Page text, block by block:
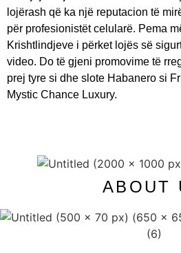
lojërash që ka një reputacion të
për profesionistët celularë. Pema
Krishtlindjeve i përket lojës së
video. Do të gjeni promovime të
prej tyre si dhe slote Habanero si
Mystic Chance Luxury.
ABOUT